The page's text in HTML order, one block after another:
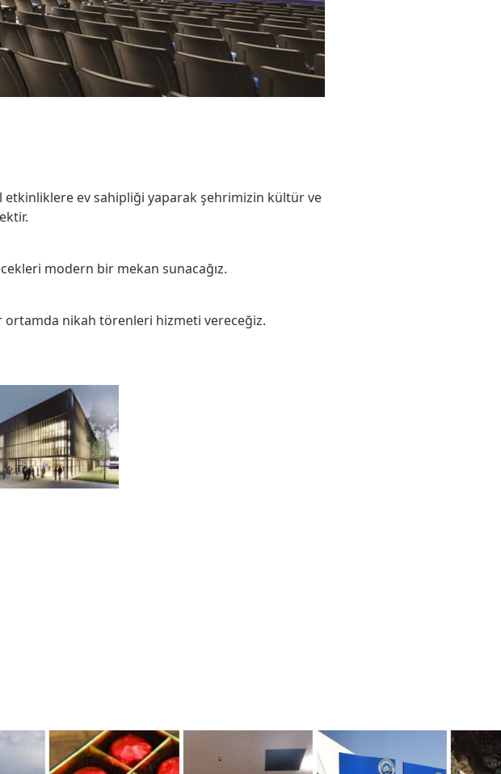
ev sahipliği yaparak şehrimizin kültür ve
modern bir mekan sunacağız.
nikah törenleri hizmeti vereceğiz.